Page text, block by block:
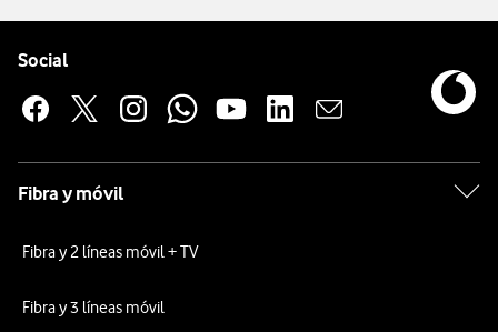
Social
Fibra y móvil
Fibra y 2 líneas móvil + TV
Fibra y 3 líneas móvil